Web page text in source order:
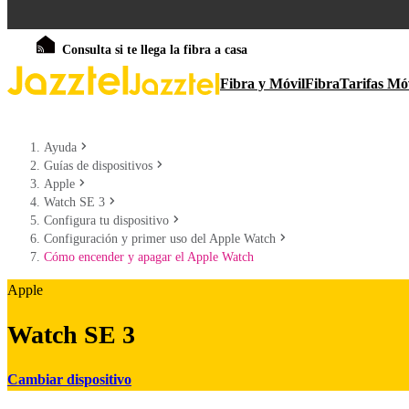
Consulta si te llega la fibra a casa
Fibra y MóvilFibraTarifas
Ayuda
Guías de dispositivos
Apple
Watch SE 3
Configura tu dispositivo
Configuración y primer uso del Apple Watch
Cómo encender y apagar el Apple Watch
Apple
Watch SE 3
Cambiar dispositivo